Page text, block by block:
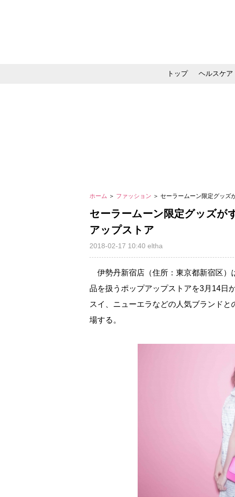
トップ ヘルスケア
ホーム ＞ ファッション ＞ セーラームーン限定グッ
セーラームーン限定グッズ
アップストア
2018-02-17 10:40 eltha
伊勢丹新宿店（住所：東京都新宿区）
品を扱うポップアップストアを3月14日
スイ、ニューエラなどの人気ブランド
場する。